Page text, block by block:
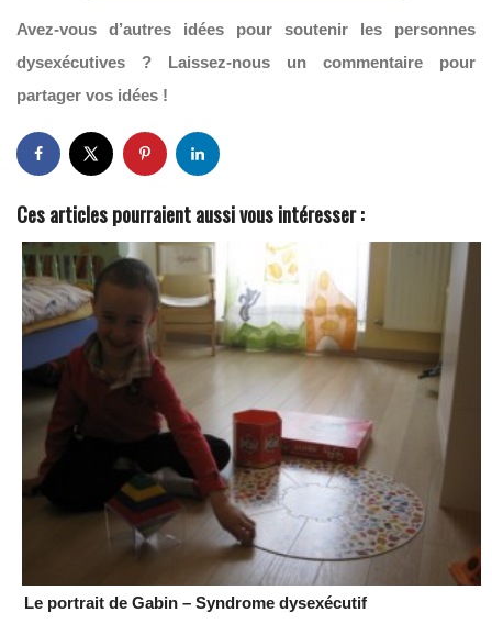
Avez-vous d’autres idées pour soutenir les personnes
dysexécutives ? Laissez-nous un commentaire pour
partager vos idées !
Ces articles pourraient aussi vous intéresser :
Le portrait de Gabin – Syndrome dysexécutif